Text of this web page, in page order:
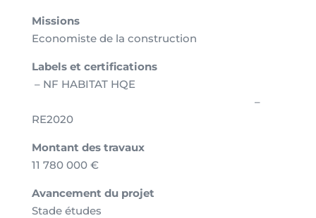
Missions
Economiste de la construction
Labels et certifications
– NF HABITAT HQE
–
RE2020
Montant des travaux
11 780 000 €
Avancement du projet
Stade études